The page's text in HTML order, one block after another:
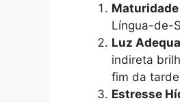
Língua-de-
Luz
indireta
fim da
Estresse